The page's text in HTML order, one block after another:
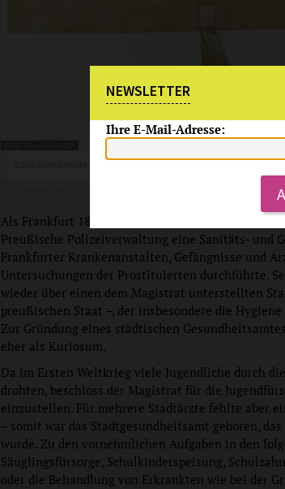
Als Frankfurt 1866 seine kommunale
Preußische Polizeiverwaltung eine Sanitäts- und
Frankfurter Krankenanstalten, Gefängnisse und
Untersuchungen der Prostituierten durchführte.
wieder über einen dem Magistrat unterstellten
preußischen Staat –, der insbesondere die
Zur Gründung eines städtischen
eher als Kuriosum.
Da im Ersten Weltkrieg viele Jugendliche durch
drohten, beschloss der Magistrat für die
einzustellen. Für mehrere Stadtärzte fehlte aber
– somit war das Stadtgesundheitsamt geboren,
wurde. Zu den vornehmlichen Aufgaben in den
Säuglingsfürsorge, Schulkinderspeisung,
oder die Behandlung von Erkrankten wie bei der
NEWSLETTER
Ihre E-Mail-Adresse: